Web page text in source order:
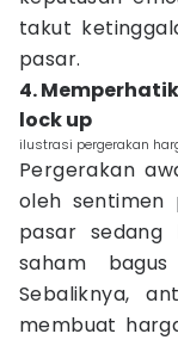
takut
pasar.
4.
lock up
ilustrasi pergerakan
Pergerakan
oleh sentimen
pasar sedang
saham
Sebaliknya,
membuat